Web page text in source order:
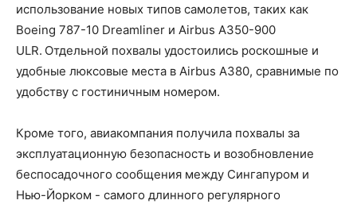
использование новых типов самолетов, таких как
Boeing 787-10 Dreamliner и Airbus A350-900
ULR. Отдельной похвалы удостоились роскошные и
удобные люксовые места в Airbus A380, сравнимые по
удобству с гостиничным номером.
Кроме того, авиакомпания получила похвалы за
эксплуатационную безопасность и возобновление
беспосадочного сообщения между Сингапуром и
Нью-Йорком - самого длинного регулярного